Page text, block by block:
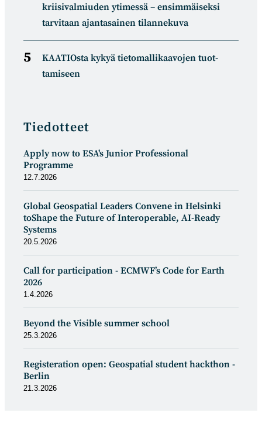
kriisivalmiuden ytimessä – ensimmäiseksi
tarvitaan ajantasainen tilannekuva
KAATIOsta kykyä tietomal­likaa­vojen tuot­
tamiseen
Tiedotteet
Apply now to ESA's Junior Professional
Programme
12.7.2026
Global Geospatial Leaders Convene in Helsinki
toShape the Future of Interoperable, AI-Ready
Systems
20.5.2026
Call for participation - ECMWF’s Code for Earth
2026
1.4.2026
Beyond the Visible summer school
25.3.2026
Registeration open: Geospatial student hackthon -
Berlin
21.3.2026